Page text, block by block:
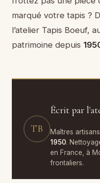
marqué votre tapis ?
l’atelier Tapis Boeuf,
patrimoine depuis
TB
Écrit par
Maîtres
1950.
en France, à
frontaliers.